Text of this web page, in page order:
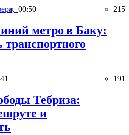
00:50 215
метро в Баку:
транспортного
191
Тебриза:
и